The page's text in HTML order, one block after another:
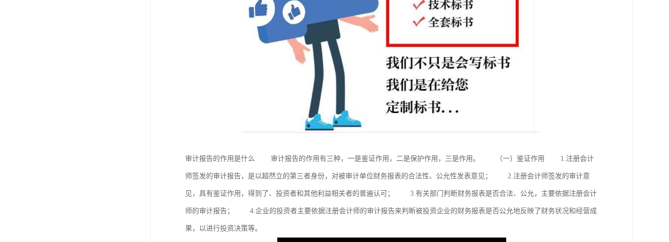
审计报告的作用是什么 审计报告的作用有三种，一是鉴证作用，二是保护作用，三是作用。 （一）鉴证作用 1.注册会计
师签发的审计报告，是以超然立的第三者身份，对被审计单位财务报表的合法性、公允性发表意见； 2.注册会计师签发的审计意
见，具有鉴证作用，得到了、投资者和其他利益相关者的普遍认可； 3.有关部门判断财务报表是否合法、公允，主要依据注册会计
师的审计报告； 4.企业的投资者主要依据注册会计师的审计报告来判断被投资企业的财务报表是否公允地反映了财务状况和经营成
果，以进行投资决策等。